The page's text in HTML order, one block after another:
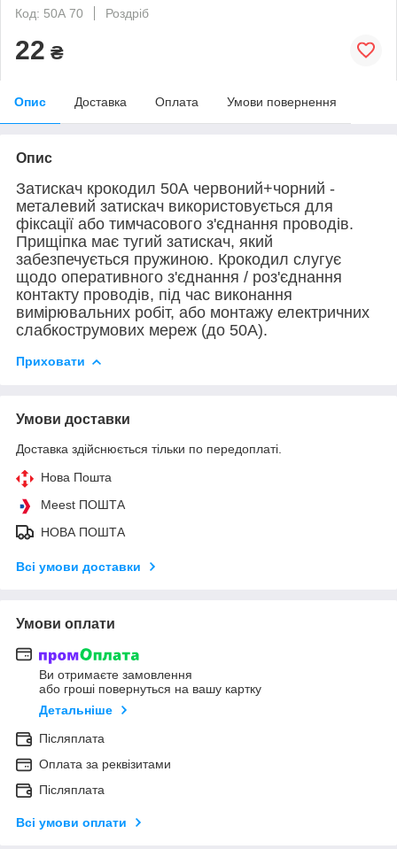
Код: 50А 70
Роздріб
22 ₴
Опис Доставка Оплата Умови повернення
Опис
Затискач крокодил 50А червоний+чорний -
металевий затискач використовується для
фіксації або тимчасового з'єднання проводів.
Прищіпка має тугий затискач, який
забезпечується пружиною. Крокодил слугує
щодо оперативного з'єднання / роз'єднання
контакту проводів, під час виконання
вимірювальних робіт, або монтажу електричних
слабкострумових мереж (до 50А).
Приховати
Умови доставки
Доставка здійснюється тільки по передоплаті.
Нова Пошта
Meest ПОШТА
НОВА ПОШТА
Всі умови доставки
Умови оплати
Ви отримаєте замовлення
або гроші повернуться на вашу картку
Детальніше
Післяплата
Оплата за реквізитами
Післяплата
Всі умови оплати